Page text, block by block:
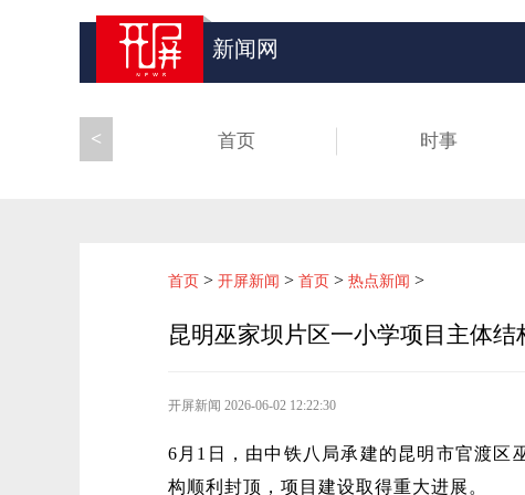
新闻网
首页 时事
<
首页 > 开屏新闻 > 首页 > 热点新闻 >
昆明巫家坝片区一小学项目主体结
开屏新闻 2026-06-02 12:22:30
6月1日，由中铁八局承建的昆明市官渡区
构顺利封顶，项目建设取得重大进展。